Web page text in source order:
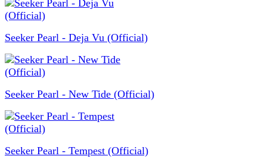
Seeker Pearl - Deja Vu (Official)
Seeker Pearl - New Tide (Official)
Seeker Pearl - Tempest (Official)